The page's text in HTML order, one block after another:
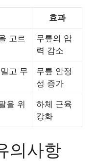
효과
고르
무릎의 압
력 감소
고 무
무릎 안정
성 증가
을 위
하체 근육
강화
의사항